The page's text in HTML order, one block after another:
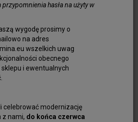
przypomnienia hasła na użyty w
wygodę prosimy o
na adres
wszelkich uwag
obecnego
i ewentualnych
celebrować modernizację
z nami, do końca czerwca
ulexyt to dość rzadki minerał. Z
punktu widzenia jest to
sól sodowo-wapniowa boranu.
ma od białej do szarawej.
inne kolory: czerwone,
fioletowe, pomarańczowe,
czy czarne, są wynikiem
domieszek. Kamienie te są
optyczne. Odpowiednio duże i
kryształy zawierają włókna, które